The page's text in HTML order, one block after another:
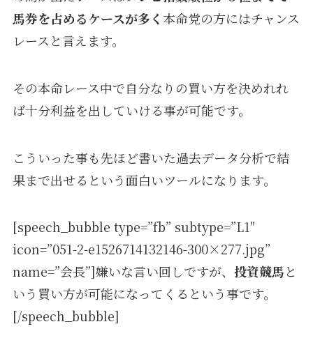
馬券を占めるケースが多く 本命党の方にはチャンス
レースと言えます。
その本命レース中で自分なりの買い方を決めれれ
ば十分利益を出していける事が可能です。
こういった事も先ほど書いた過去データ分析で結
果まで出せるという面白いツールになります。
[speech_bubble type=”fb” subtype=”L1″
icon=”051-2-e1526714132146-300×277.jpg”
name=”会長”]嫌いな言い回しですが、 投資競馬と
いう買い方が可能になってくるという事です。
[/speech_bubble]